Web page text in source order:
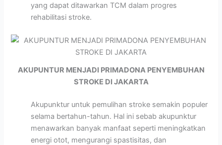
yang dapat ditawarkan TCM dalam progres
rehabilitasi stroke.
AKUPUNTUR MENJADI PRIMADONA PENYEMBUHAN
STROKE DI JAKARTA
Akupunktur untuk pemulihan stroke semakin populer
selama bertahun-tahun. Hal ini sebab akupunktur
menawarkan banyak manfaat seperti meningkatkan
energi otot, mengurangi spastisitas, dan